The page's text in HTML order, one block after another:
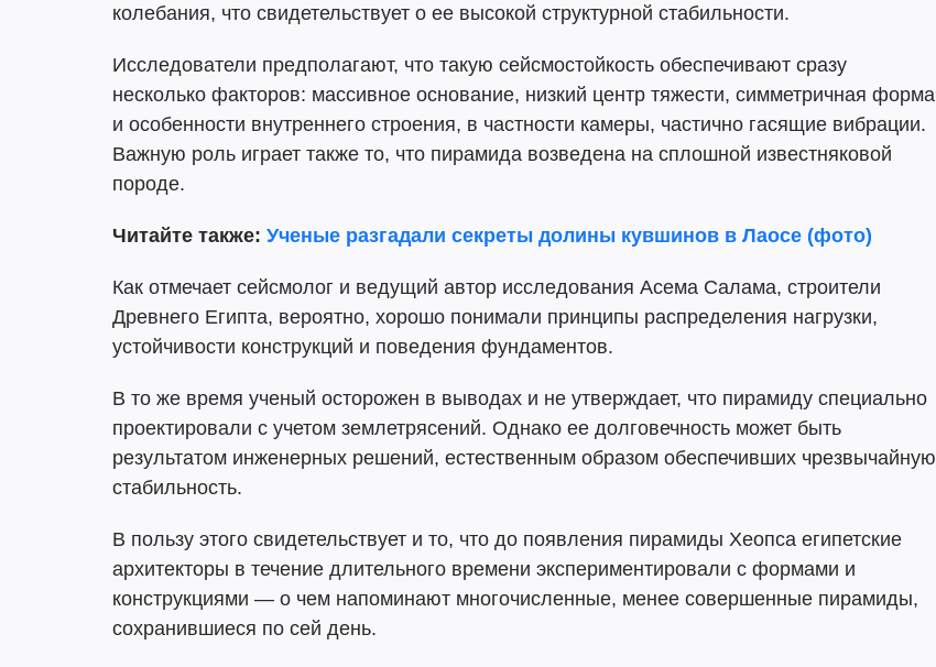
колебания, что свидетельствует о ее высокой структурной стабильности.
Исследователи предполагают, что такую сейсмостойкость обеспечивают сразу
несколько факторов: массивное основание, низкий центр тяжести, симметричная форма
и особенности внутреннего строения, в частности камеры, частично гасящие вибрации.
Важную роль играет также то, что пирамида возведена на сплошной известняковой
породе.
Читайте также: Ученые разгадали секреты долины кувшинов в Лаосе (фото)
Как отмечает сейсмолог и ведущий автор исследования Асема Салама, строители
Древнего Египта, вероятно, хорошо понимали принципы распределения нагрузки,
устойчивости конструкций и поведения фундаментов.
В то же время ученый осторожен в выводах и не утверждает, что пирамиду специально
проектировали с учетом землетрясений. Однако ее долговечность может быть
результатом инженерных решений, естественным образом обеспечивших чрезвычайную
стабильность.
В пользу этого свидетельствует и то, что до появления пирамиды Хеопса египетские
архитекторы в течение длительного времени экспериментировали с формами и
конструкциями — о чем напоминают многочисленные, менее совершенные пирамиды,
сохранившиеся по сей день.